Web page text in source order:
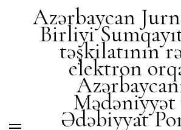
Azərbaycan
Birliyi
təşkilatının
elektron
Mədəniyyət
Ədəbiyyat